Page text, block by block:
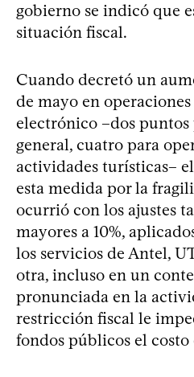
gobierno se indicó que
situación fiscal.
Cuando decretó un
de mayo en
electrónico –dos
general, cuatro para
actividades turísticas–
esta medida por la
ocurrió con los ajustes
mayores a 10%,
los servicios de Antel,
otra, incluso en un
pronunciada en la
restricción fiscal le
fondos públicos el costo